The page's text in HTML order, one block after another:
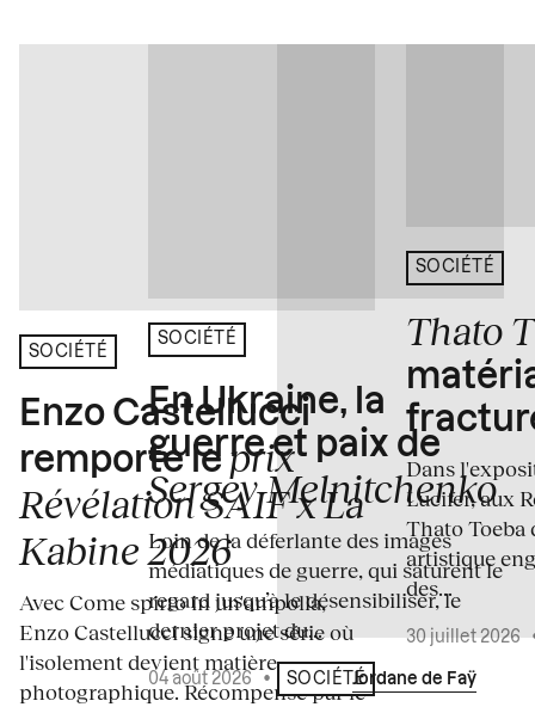
SOCIÉTÉ
Enzo Castellucci
remporte le prix
Révélation SAIF x La
Kabine 2026
Avec Come spirto in un'ampolla,
Enzo Castellucci signe une série où
l'isolement devient matière
photographique. Récompensé par le
SOCIÉTÉ
En Ukraine, la
guerre et paix de
Sergey Melnitchenko
Loin de la déferlante des images
médiatiques de guerre, qui saturent le
regard jusqu’à le désensibiliser, le
dernier projet du...
04 août 2026 • Écrit par Jordane de Faÿ
SOCIÉTÉ
SOCIÉTÉ
Thato
Dans
Lucifer, aux
Thato Toeba
artistique
des...
30 juillet 2026